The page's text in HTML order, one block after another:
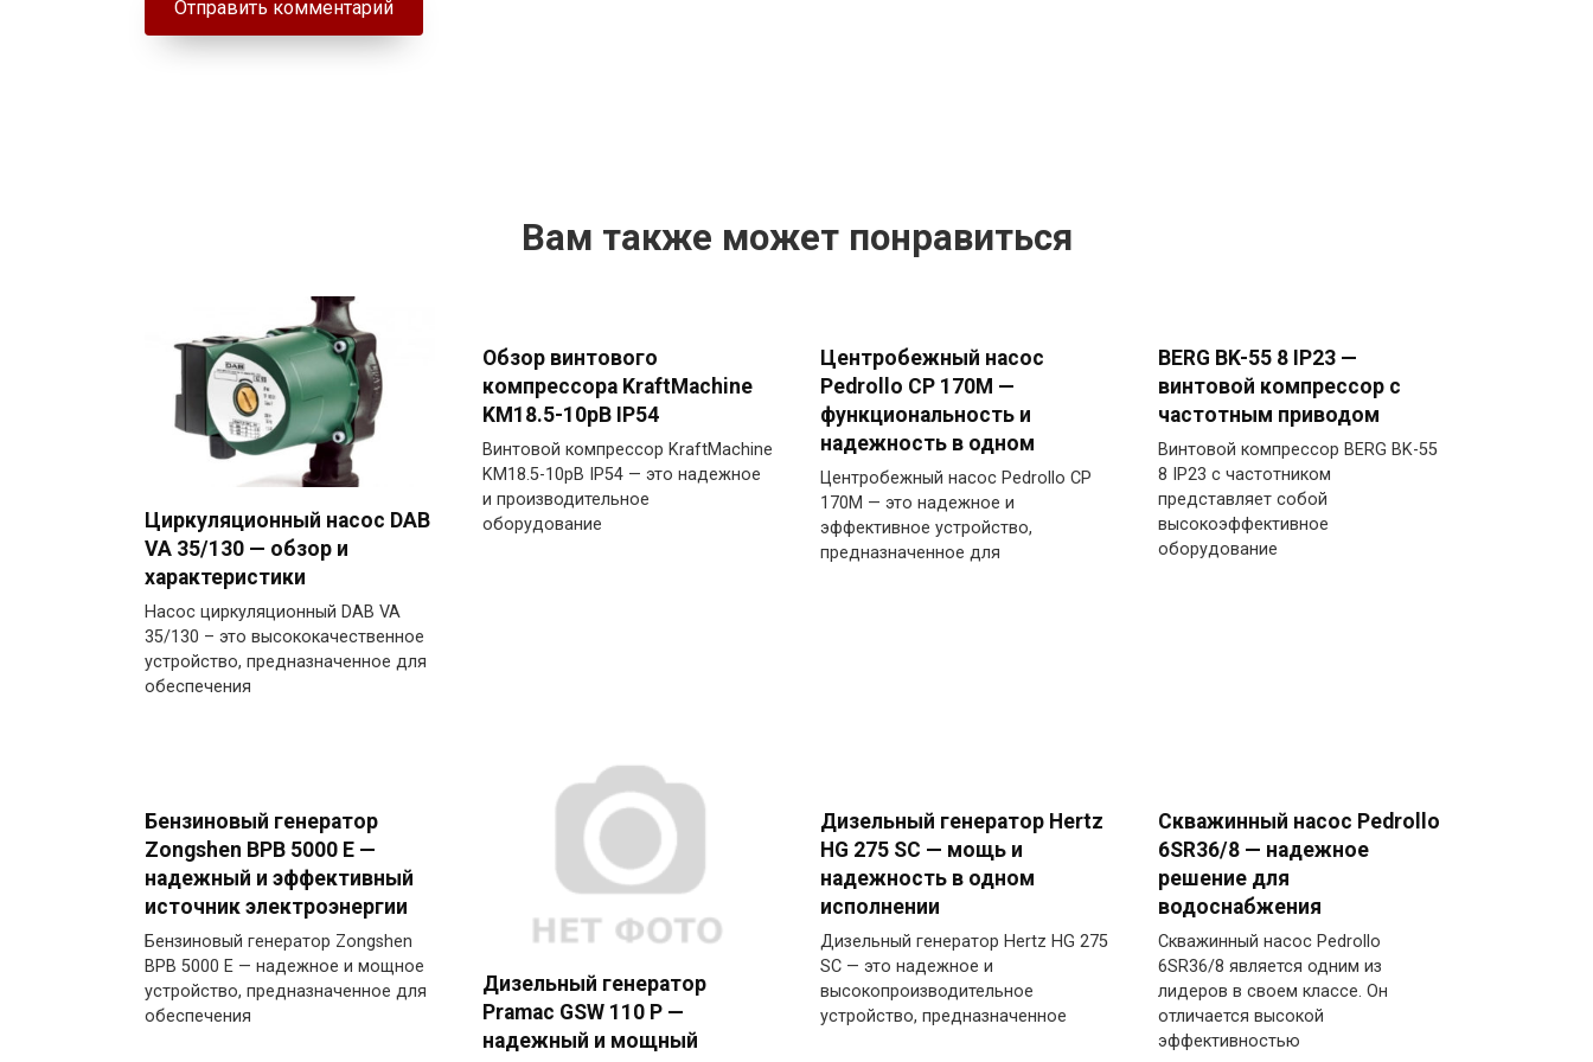
Вам также может понравиться
Циркуляционный насос DAB
VA 35/130 — обзор и
характеристики
Насос циркуляционный DAB VA
35/130 – это высококачественное
устройство, предназначенное для
обеспечения
Обзор винтового
компрессора KraftMachine
KM18.5-10рВ IP54
Винтовой компрессор KraftMachine
KM18.5-10рВ IP54 — это надежное
и производительное
оборудование
Центробежный насос
Pedrollo CP 170M —
функциональность и
надежность в одном
Центробежный насос Pedrollo CP
170M — это надежное и
эффективное устройство,
предназначенное для
BERG BK-55 8 IP23 —
винтовой компрессор с
частотным приводом
Винтовой компрессор BERG BK-55
8 IP23 с частотником
представляет собой
высокоэффективное
оборудование
Бензиновый генератор
Zongshen BPB 5000 E —
надежный и эффективный
источник электроэнергии
Бензиновый генератор Zongshen
BPB 5000 E — надежное и мощное
устройство, предназначенное для
обеспечения
Дизельный генератор
Pramac GSW 110 P —
надежный и мощный
Дизельный генератор Hertz
HG 275 SC — мощь и
надежность в одном
исполнении
Дизельный генератор Hertz HG 275
SC — это надежное и
высокопроизводительное
устройство, предназначенное
Скважинный насос Pedrollo
6SR36/8 — надежное
решение для
водоснабжения
Скважинный насос Pedrollo
6SR36/8 является одним из
лидеров в своем классе. Он
отличается высокой
эффективностью